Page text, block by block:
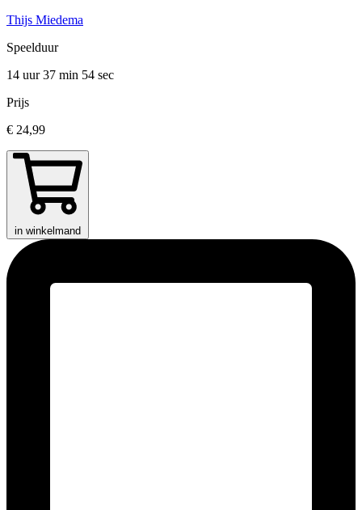
Thijs Miedema
Speelduur
14 uur 37 min 54 sec
Prijs
€ 24,99
in winkelmand